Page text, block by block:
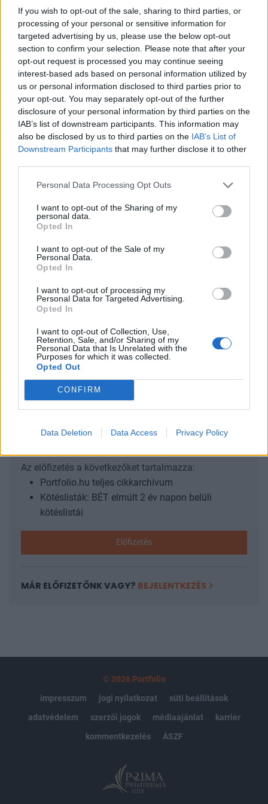
If you wish to opt-out of the sale, sharing to third parties, or
processing of your personal or sensitive information for
targeted advertising by us, please use the below opt-out
section to confirm your selection. Please note that after your
opt-out request is processed you may continue seeing
interest-based ads based on personal information utilized by
us or personal information disclosed to third parties prior to
your opt-out. You may separately opt-out of the further
disclosure of your personal information by third parties on the
IAB’s list of downstream participants. This information may
also be disclosed by us to third parties on the IAB’s List of
Downstream Participants that may further disclose it to other
Personal Data Processing Opt Outs
I want to opt-out of the Sharing of my
personal data.
Opted In
I want to opt-out of the Sale of my
Personal Data.
Opted In
I want to opt-out of processing my
Personal Data for Targeted Advertising.
Opted In
I want to opt-out of Collection, Use,
Retention, Sale, and/or Sharing of my
Personal Data that Is Unrelated with the
Purposes for which it was collected.
Opted Out
CONFIRM
Data Deletion Data Access Privacy Policy
Ezek alapján azt is mondhatnánk, hogy az ETF-ek
végrehajtották a szükséges átalakításokat, hiszen
számításaink szerint nagyságrendileg hasonló
mértékben vártak vételre/eladásra részvények a
döntés időpontjában. A múltbeli példák azonban
azt mutatják, hogy a nagy nap még hátravan, a
tényleges átsúlyozásra ugyanis november 26-án
kerül sor, az említett passzív alapok pedig nagy
valószínűséggel ekkor lépnek csak piacra (a záró
szakaszban), hogy a választott benchmarktól való
eltérésük minimális legyen. A tavaly novemberi
felülvizsgálat tapasztalatai szerint ugyanakkor
számítanunk, ami azt jelzi, hogy várhatóan komoly
szereplők fognak megmozdulni mind az eladói,
A nagy nap még hátravan Az MSCI legutóbbi index-
Magyar Telekom kikerült az MSCI Magyarország standard
indexből, míg a Richter tavaly november után ismét
felvételt nyert. Mindez az említett részvényeknél az elmúlt
napokban jelentős árfolyam elmozdulásokat okozott, és a
forgalom is szemmel láthatóan megnövekedett:...
KEDVES OLVASÓNK!
tartozik, melynek olvasása előfizetéses
Az előfizetés a következőket tartalmazza:
Portfolio.hu teljes cikkarchívum
Kötéslisták: BÉT elmúlt 2 év napon belüli
kötéslistái
Előfizetés
MÁR ELŐFIZETŐNK VAGY? BEJELENTKEZÉS
© 2026 Portfolio
impresszum
jogi nyilatkozat
süti beállítások
adatvédelem
szerzői jogok médiaajánlat
karrier
kommentkezelés
ÁSZF